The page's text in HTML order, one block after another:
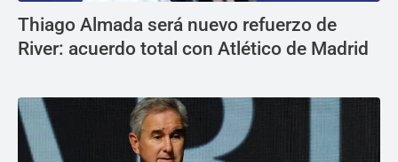
Thiago Almada será nuevo refuerzo de
River: acuerdo total con Atlético de Madrid